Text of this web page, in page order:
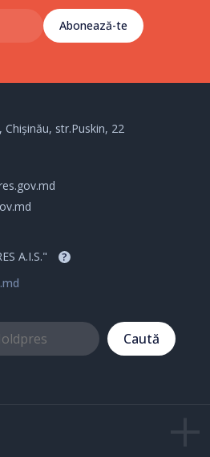
Abonează-te
str.Puskin, 22
A.I.S." ?
Caută